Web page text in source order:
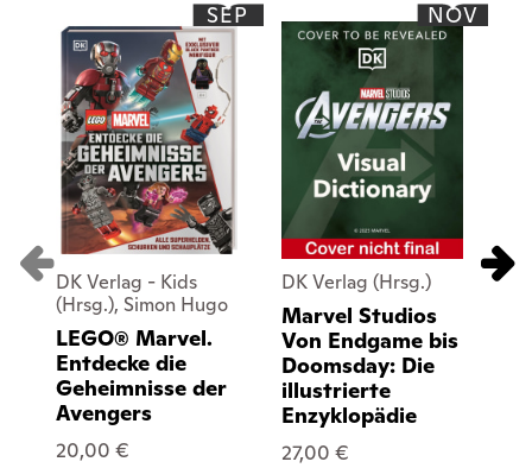
SEP
DK Verlag - Kids
(Hrsg.), Simon Hugo
LEGO® Marvel.
Entdecke die
Geheimnisse der
Avengers
20,00 €
NOV
DK Verlag (Hrsg.)
Marvel Studios
Von Endgame bis
Doomsday: Die
illustrierte
Enzyklopädie
27,00 €